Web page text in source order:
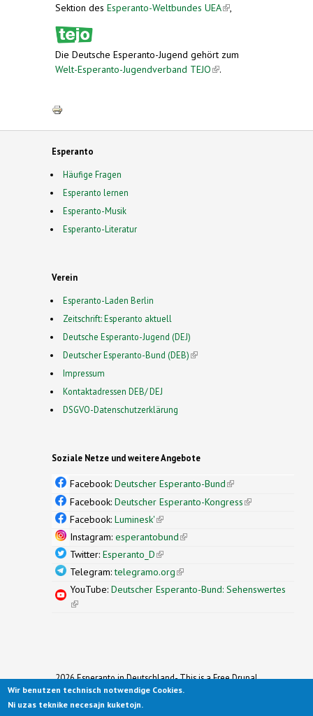
Sektion des Esperanto-Weltbundes UEA(link is
,
Die Deutsche Esperanto-Jugend gehört zum
Welt-Esperanto-Jugendverband TEJO(link is
.
Esperanto
Häufige Fragen
Esperanto lernen
Esperanto-Musik
Esperanto-Literatur
Verein
Esperanto-Laden Berlin
Zeitschrift: Esperanto aktuell
Deutsche Esperanto-Jugend (DEJ)
Deutscher Esperanto-Bund (DEB)(link is external)
Impressum
Kontaktadressen DEB/ DEJ
DSGVO-Datenschutzerklärung
Soziale Netze und weitere Angebote
Facebook: Deutscher Esperanto-Bund(link is
external)
Facebook: Deutscher Esperanto-Kongress(link is
Facebook: Luminesk'(link is external)
Instagram: esperantobund(link is external)
Twitter: Esperanto_D(link is external)
Telegram:telegramo.org(link is external)
YouTube: Deutscher Esperanto-Bund: Sehenswertes
(link is external)
2026 Esperanto in Deutschland- This is a Free Drupal
Theme
Ported to Drupal for the Open Source Community by
Wir benutzen technisch notwendige Cookies.
Ni uzas teknike necesajn kuketojn.